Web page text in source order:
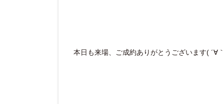
本日も来場、ご成約ありがとうございます( ´∀